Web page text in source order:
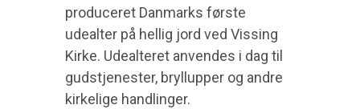
produceret Danmarks første
udealter på hellig jord ved Vissing
Kirke. Udealteret anvendes i dag til
gudstjenester, bryllupper og andre
kirkelige handlinger.